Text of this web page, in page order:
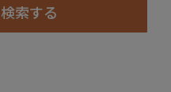
索する